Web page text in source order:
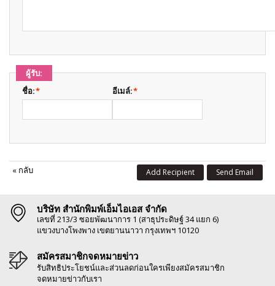
ผู้รับ:
*
ชื่อ: *
อีเมล์:
« กลับ Send Email
Add Recipient
บริษัท สำนักพิมพ์เอ็มไอเอส จำกัด
เลขที่ 213/3 ซอยพัฒนาการ 1 (สาธุประดิษฐ์ 34 แยก 6)
แขวงบางโพงพาง เขตยานนาวา กรุงเทพฯ 10120
สมัครสมาชิกจดหมายข่าว
รับสิทธิประโยชน์และส่วนลดก่อนใครเพียงสมัครสมาชิก
จดหมายข่าวกับเรา